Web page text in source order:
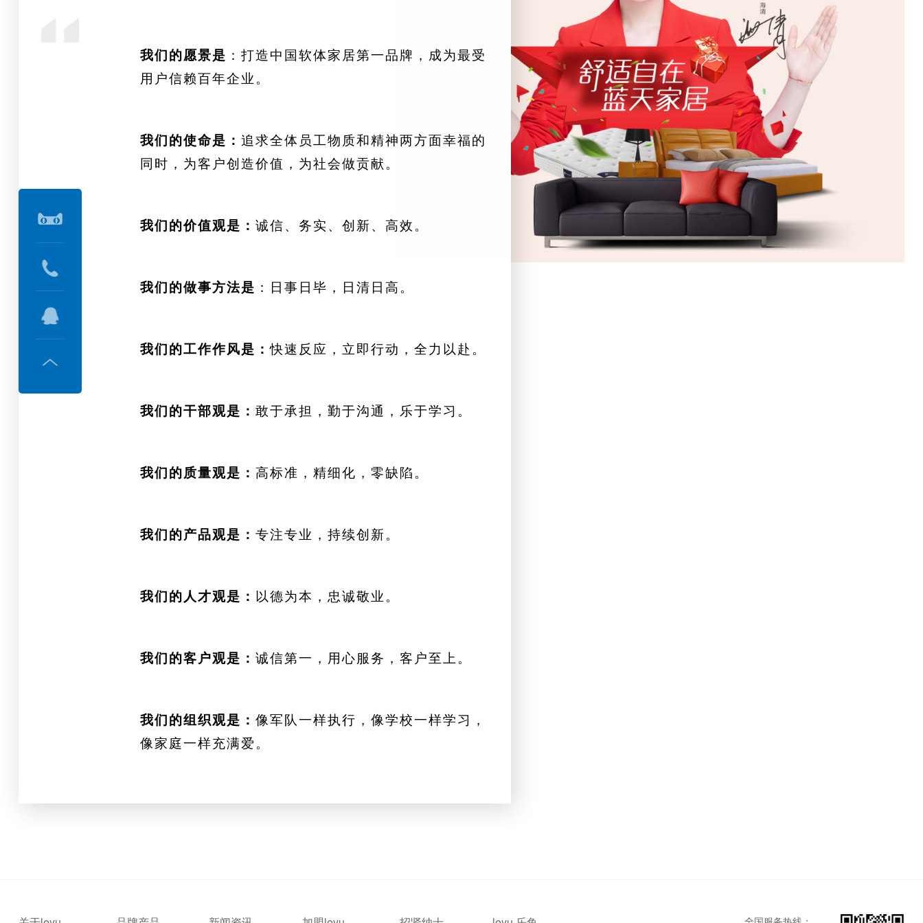
我们的愿景是 ：打造中国软体家居第一品牌，成为最受
用户信赖百年企业。
我们的使命是：追求全体员工物质和精神两方面幸福的
同时，为客户创造价值，为社会做贡献。
我们的价值观是：诚信、务实、创新、高效。
我们的做事方法是 ：日事日毕，日清日高。
我们的工作作风是：快速反应，立即行动，全力以赴。
我们的干部观是：敢于承担，勤于沟通，乐于学习。
我们的质量观是：高标准，精细化，零缺陷。
我们的产品观是：专注专业，持续创新。
我们的人才观是： 以德为本，忠诚敬业。
我们的客户观是：诚信第一，用心服务，客户至上。
我们的组织观是：像军队一样执行，像学校一样学习，
像家庭一样充满爱。